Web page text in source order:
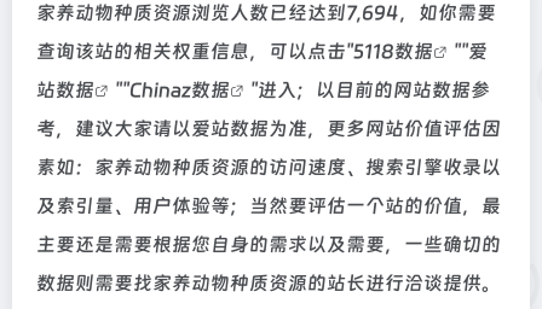
家养动物种质资源浏览人数已经达到7,694，如你需要
查询该站的相关权重信息，可以点击"5118数据 ""爱
站数据
""Chinaz数据
"进入；以目前的网站数据参
考，建议大家请以爱站数据为准，更多网站价值评估因
素如：家养动物种质资源的访问速度、搜索引擎收录以
及索引量、用户体验等；当然要评估一个站的价值，最
主要还是需要根据您自身的需求以及需要，一些确切的
数据则需要找家养动物种质资源的站长进行洽谈提供。